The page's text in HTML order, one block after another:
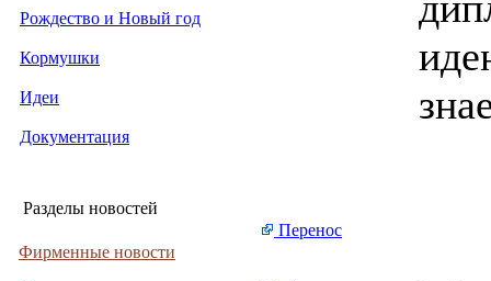
Рождество и Новый год
Кормушки
Идеи
Документация
Разделы новостей
Фирменные новости
Перенос